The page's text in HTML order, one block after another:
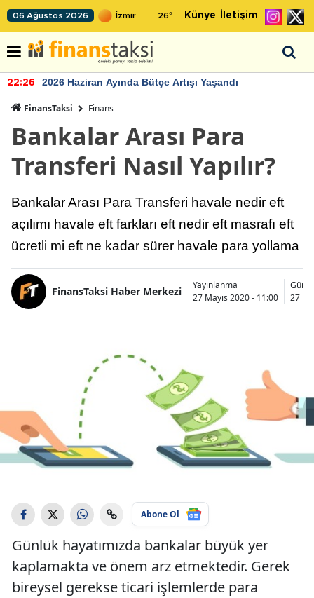
06 Ağustos 2026 26° Künye İletişim
22:26 2026 Haziran Ayında Bütçe Artışı Yaşandı
FinansTaksi Finans
Bankalar Arası Para
Transferi Nasıl Yapılır?
Bankalar Arası Para Transferi havale nedir eft
açılımı havale eft farkları eft nedir eft masrafı eft
ücretli mi eft ne kadar sürer havale para yollama
FinansTaksi Haber Merkezi
Yayınlanma
27 Mayıs 2020 - 11:00
27
Abone Ol
Günlük hayatımızda bankalar büyük yer
kaplamakta ve önem arz etmektedir. Gerek
bireysel gerekse ticari işlemlerde para